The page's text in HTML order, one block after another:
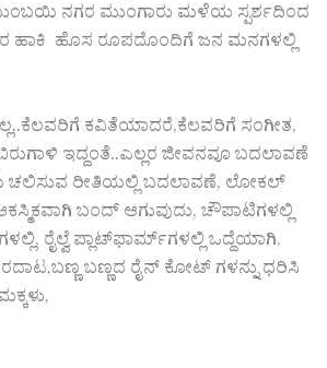
ನಗರ ಮುಂಗಾರು ಮಳೆಯ ಸ್ಪರ್ಶದಿಂದ
ಹಾಕಿ ಹೊಸ ರೂಪದೊಂದಿಗೆ ಜನ ಮನಗಳಲ್ಲಿ
ಕವಿತೆಯಾದರೆ,ಕೆಲವರಿಗೆ ಸಂಗೀತ,
ಇದ್ದಂತೆ..ಎಲ್ಲರ ಜೀವನವೂ ಬದಲಾವಣೆ
ಚಲಿಸುವ ರೀತಿಯಲ್ಲಿ ಬದಲಾವಣೆ, ಲೋಕಲ್
ಬಂದ್ ಆಗುವುದು, ಚೌಪಾಟಿಗಳಲ್ಲಿ
ರೈಲ್ವೆ ಪ್ಲಾಟ್‌ಫಾರ್ಮ್‌ಗಳಲ್ಲಿ ಒದ್ದೆಯಾಗಿ,
ಬಣ್ಣದ ರೈನ್ ಕೋಟ್ ಗಳನ್ನು ಧರಿಸಿ